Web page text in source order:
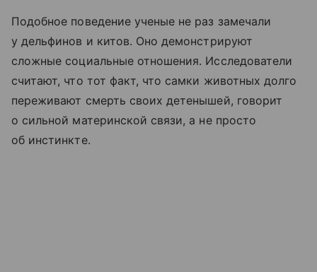
Подобное поведение ученые не раз замечали
у дельфинов и китов. Оно демонстрируют
сложные социальные отношения. Исследователи
считают, что тот факт, что самки животных долго
переживают смерть своих детенышей, говорит
о сильной материнской связи, а не просто
об инстинкте.